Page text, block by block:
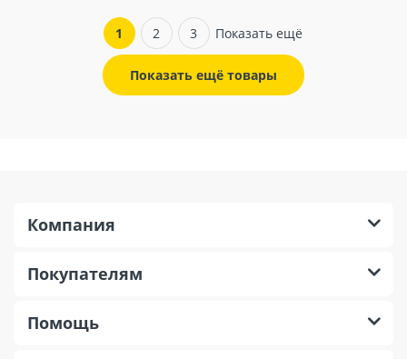
1 2 3 Показать ещё
Показать ещё товары
Компания
Покупателям
Помощь